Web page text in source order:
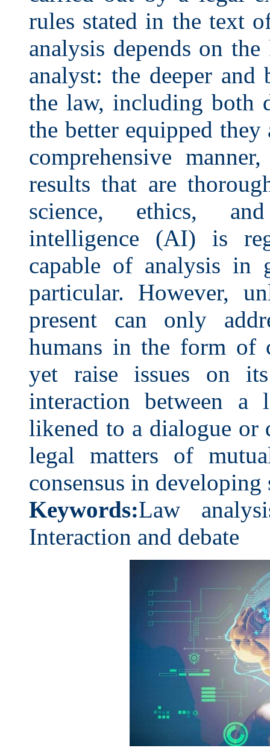
rules stated in the text
analysis depends on
analyst: the deeper
the law, including both
the better equipped
comprehensive
results that are
science, ethics,
intelligence (AI) is
capable of analysis in
particular. However,
present can only
humans in the form of
yet raise issues on
interaction between
likened to a dialogue or
legal matters of
consensus in
Keywords:Law
Interaction and debate